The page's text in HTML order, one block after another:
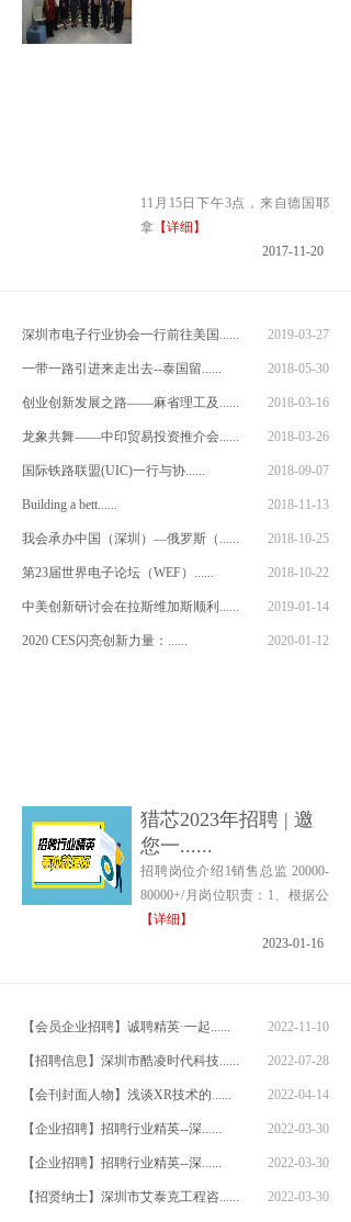
猎芯2023年招聘 | 邀
您一......
招聘岗位介绍1销售总监 20000-
80000+/月岗位职责：1、根据公
【详细】
2023-01-16
【会员企业招聘】诚聘精英·一起...... 2022-11-10
【招聘信息】深圳市酷凌时代科技...... 2022-07-28
【会刊封面人物】浅谈XR技术的...... 2022-04-14
【企业招聘】招聘行业精英--深...... 2022-03-30
【企业招聘】招聘行业精英--深...... 2022-03-30
【招贤纳士】深圳市艾泰克工程咨...... 2022-03-30
11月15日下午3点，来自德国耶
拿 【详细】
2017-11-20
深圳市电子行业协会一行前往美国...... 2019-03-27
一带一路引进来走出去--泰国留...... 2018-05-30
创业创新发展之路——麻省理工及...... 2018-03-16
龙象共舞——中印贸易投资推介会...... 2018-03-26
国际铁路联盟(UIC)一行与协...... 2018-09-07
Building a bett...... 2018-11-13
我会承办中国（深圳）—俄罗斯（...... 2018-10-25
第23届世界电子论坛（WEF）...... 2018-10-22
中美创新研讨会在拉斯维加斯顺利...... 2019-01-14
2020 CES闪亮创新力量：...... 2020-01-12